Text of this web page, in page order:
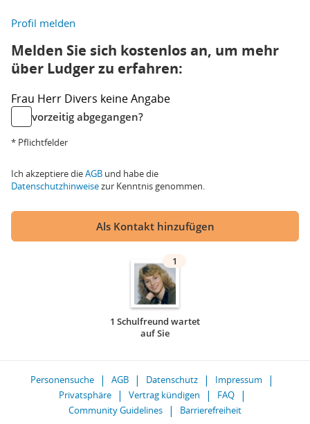
Profil melden
Melden Sie sich kostenlos an, um mehr
über Ludger zu erfahren:
Frau Herr Divers keine Angabe
vorzeitig abgegangen?
* Pflichtfelder
Ich akzeptiere dieAGB und habe die
Datenschutzhinweisezur Kenntnis genommen.
Als Kontakt hinzufügen
1
1 Schulfreund wartet
auf Sie
Personensuche AGB Datenschutz
Impressum
Privatsphäre
Vertrag kündigen
FAQ
Community Guidelines
Barrierefreiheit